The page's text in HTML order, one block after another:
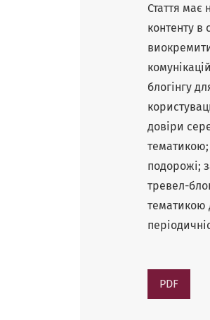
Стаття має
контенту в
блогінгу
довіри
тематикою;
подорожі;
тревел-
тематикою
PDF